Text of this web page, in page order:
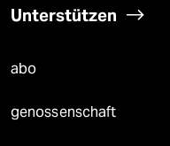
Unterstützen
abo
genossenschaft